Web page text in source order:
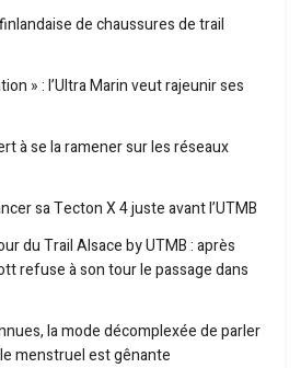
de chaussures de trail
» : l’Ultra Marin veut rajeunir ses
à se la ramener sur les réseaux
sa Tecton X 4 juste avant l’UTMB
du Trail Alsace by UTMB : après
refuse à son tour le passage dans
la mode décomplexée de parler
menstruel est gênante